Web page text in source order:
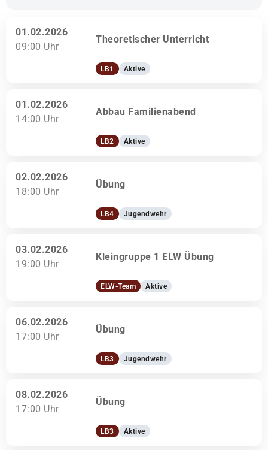
01.02.2026
09:00 Uhr
Theoretischer Unterricht
LB1 Aktive
01.02.2026
14:00 Uhr
Abbau Familienabend
LB2 Aktive
02.02.2026
18:00 Uhr
Übung
LB4 Jugendwehr
03.02.2026
19:00 Uhr
Kleingruppe 1 ELW Übung
ELW-Team Aktive
06.02.2026
17:00 Uhr
Übung
LB3 Jugendwehr
08.02.2026
17:00 Uhr
Übung
LB3 Aktive